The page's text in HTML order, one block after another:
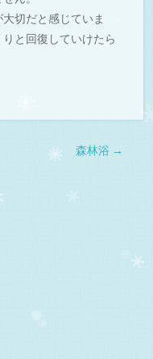
切だと感じていま
と回復していけたら
森林浴 →